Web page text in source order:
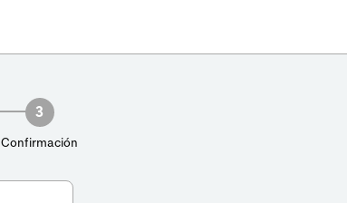
3
Confirmación